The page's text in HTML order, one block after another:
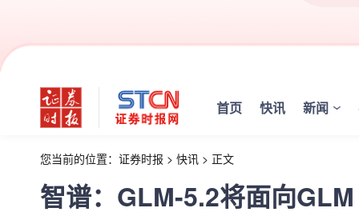
首页 快讯 新闻
您当前的位置： 证券时报 > 快讯 > 正文
智谱：GLM-5.2将面向